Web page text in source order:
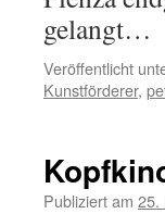
gelangt…
Veröffentlicht
Kunstförderer,
Publiziert am 25.